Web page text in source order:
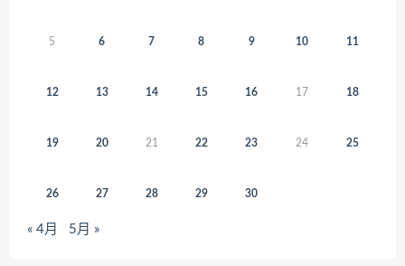
5 6 7 8 9 10 11
12 13 14 15 16 17 18
19 20 21 22 23 24 25
26 27 28 29 30
« 4月 5月 »